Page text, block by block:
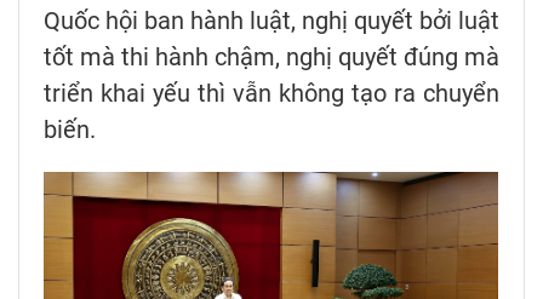
Quốc hội ban hành luật, nghị quyết bởi luật
tốt mà thi hành chậm, nghị quyết đúng mà
triển khai yếu thì vẫn không tạo ra chuyển
biến.